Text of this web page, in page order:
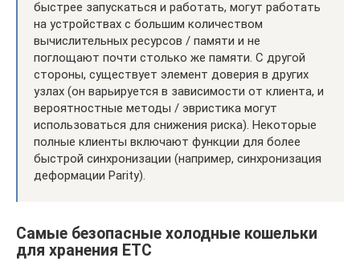
быстрее запускаться и работать, могут работать
на устройствах с большим количеством
вычислительных ресурсов / памяти и не
поглощают почти столько же памяти. С другой
стороны, существует элемент доверия в других
узлах (он варьируется в зависимости от клиента, и
вероятностные методы / эвристика могут
использоваться для снижения риска). Некоторые
полные клиенты включают функции для более
быстрой синхронизации (например, синхронизация
деформации Parity).
Самые безопасные холодные кошельки
для хранения ЕТС